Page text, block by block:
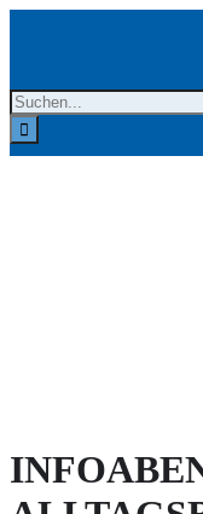
Suche
nach: